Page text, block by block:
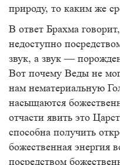
природу, то каким же
В ответ Брахма
недоступно
звук, а звук —
Вот почему Веды не
нам нематериальную
насыщаются
отчасти явить это
способна получить
божественная энергия
посредством